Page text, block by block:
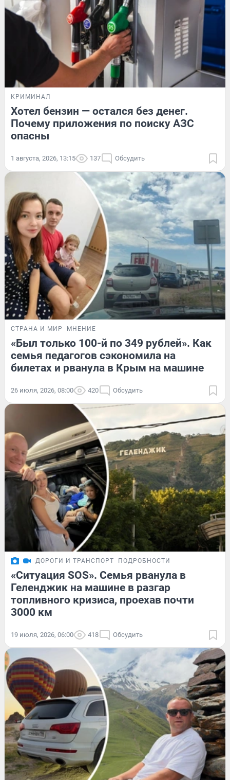
КРИМИНАЛ
Хотел бензин — остался без денег.
Почему приложения по поиску АЗС
опасны
1 августа, 2026, 13:15 137 Обсудить
СТРАНА И МИР МНЕНИЕ
«Был только 100-й по 349 рублей». Как
семья педагогов сэкономила на
билетах и рванула в Крым на машине
26 июля, 2026, 08:00 420 Обсудить
ДОРОГИ И ТРАНСПОРТ ПОДРОБНОСТИ
«Ситуация SOS». Семья рванула в
Геленджик на машине в разгар
топливного кризиса, проехав почти
3000 км
19 июля, 2026, 06:00 418 Обсудить